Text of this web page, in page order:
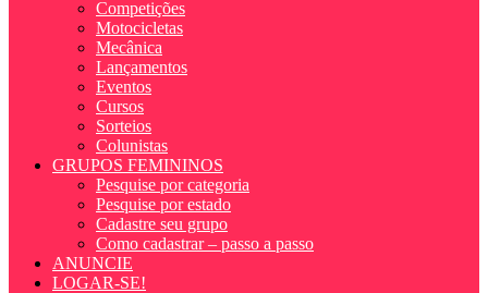
Competições
Motocicletas
Mecânica
Lançamentos
Eventos
Cursos
Sorteios
Colunistas
GRUPOS FEMININOS
Pesquise por categoria
Pesquise por estado
Cadastre seu grupo
Como cadastrar – passo a passo
ANUNCIE
LOGAR-SE!